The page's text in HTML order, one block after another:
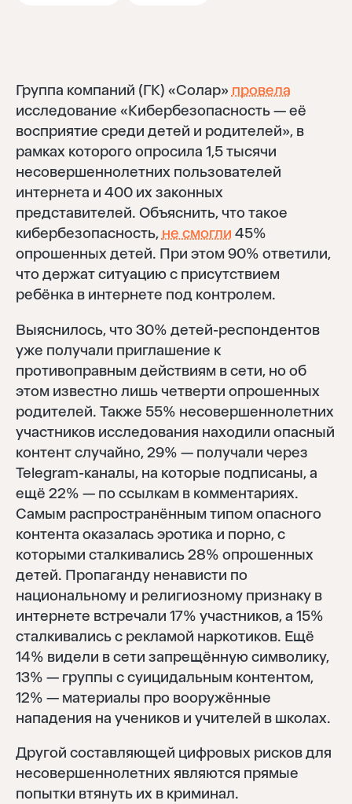
Группа компаний (ГК) «Солар» провела
исследование «Кибербезопасность — её
восприятие среди детей и родителей», в
рамках которого опросила 1,5 тысячи
несовершеннолетних пользователей
интернета и 400 их законных
представителей. Объяснить, что такое
кибербезопасность, не смогли 45%
опрошенных детей. При этом 90% ответили,
что держат ситуацию с присутствием
ребёнка в интернете под контролем.
Выяснилось, что 30% детей-респондентов
уже получали приглашение к
противоправным действиям в сети, но об
этом известно лишь четверти опрошенных
родителей. Также 55% несовершеннолетних
участников исследования находили опасный
контент случайно, 29% — получали через
Telegram-каналы, на которые подписаны, а
ещё 22% — по ссылкам в комментариях.
Самым распространённым типом опасного
контента оказалась эротика и порно, с
которыми сталкивались 28% опрошенных
детей. Пропаганду ненависти по
национальному и религиозному признаку в
интернете встречали 17% участников, а 15%
сталкивались с рекламой наркотиков. Ещё
14% видели в сети запрещённую символику,
13% — группы с суицидальным контентом,
12% — материалы про вооружённые
нападения на учеников и учителей в школах.
Другой составляющей цифровых рисков для
несовершеннолетних являются прямые
попытки втянуть их в криминал.